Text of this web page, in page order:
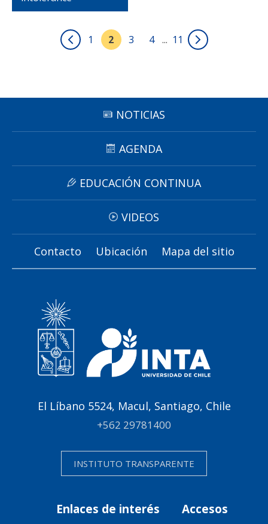
1 2 3 4 ... 11
NOTICIAS
AGENDA
EDUCACIÓN CONTINUA
VIDEOS
Contacto Ubicación Mapa del sitio
El Líbano 5524, Macul, Santiago, Chile
+562 29781400
INSTITUTO TRANSPARENTE
Enlaces de interés Accesos